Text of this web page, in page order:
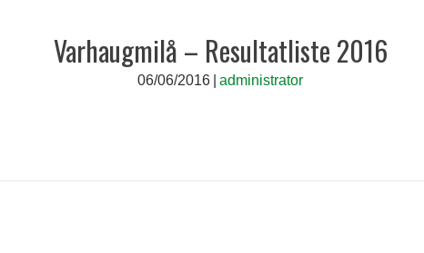
Varhaugmilå – Resultatliste 2016
06/06/2016 administrator